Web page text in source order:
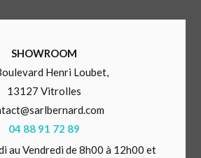
SHOWROOM
Henri Loubet,
13127 Vitrolles
04 88 91 72 89
au Vendredi de 8h00 à 12h00 et